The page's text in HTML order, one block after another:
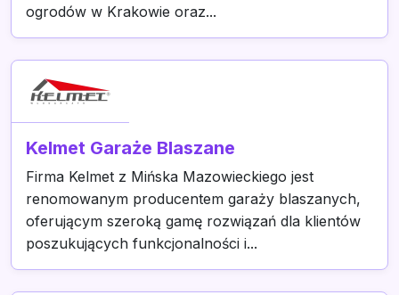
ogrodów w Krakowie oraz...
Kelmet Garaże Blaszane
Firma Kelmet z Mińska Mazowieckiego jest
renomowanym producentem garaży blaszanych,
oferującym szeroką gamę rozwiązań dla klientów
poszukujących funkcjonalności i...